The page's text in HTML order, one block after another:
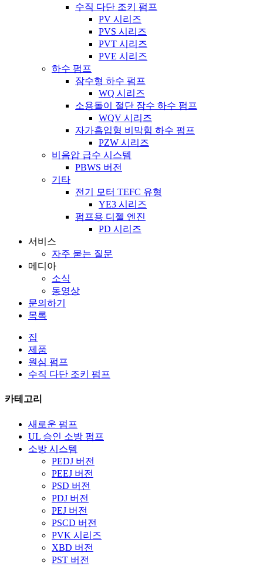
수직 다단 조키 펌프
PV 시리즈
PVS 시리즈
PVT 시리즈
PVE 시리즈
하수 펌프
잠수형 하수 펌프
WQ 시리즈
소용돌이 절단 잠수 하수 펌프
WQV 시리즈
자가흡입형 비막힘 하수 펌프
PZW 시리즈
비음압 급수 시스템
PBWS 버전
기타
전기 모터 TEFC 유형
YE3 시리즈
펌프용 디젤 엔진
PD 시리즈
서비스
자주 묻는 질문
메디아
소식
동영상
문의하기
목록
집
제품
원심 펌프
수직 다단 조키 펌프
카테고리
새로운 펌프
UL 승인 소방 펌프
소방 시스템
PEDJ 버전
PEEJ 버전
PSD 버전
PDJ 버전
PEJ 버전
PSCD 버전
PVK 시리즈
XBD 버전
PST 버전